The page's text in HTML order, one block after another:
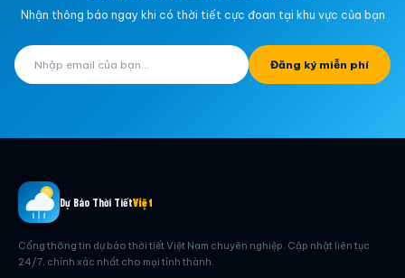
Nhận thông báo ngay khi có thời tiết cực đoan tại khu vực của bạn
Đăng ký miễn phí
Dự Báo Thời TiếtViệt
Cổng thông tin dự báo thời tiết Việt Nam chuyên nghiệp. Cập nhật liên tục
24/7, chính xác nhất cho mọi tỉnh thành.